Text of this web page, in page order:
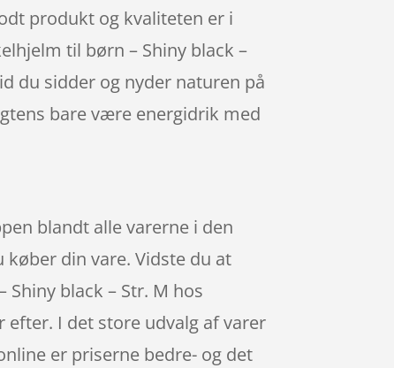
produkt og kvaliteten er i
til børn – Shiny black –
du sidder og nyder naturen på
bare være energidrik med
blandt alle varerne i den
din vare. Vidste du at
black – Str. M hos
I det store udvalg af varer
er priserne bedre- og det